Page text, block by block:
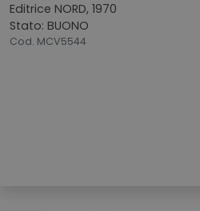
Editrice NORD, 1970
Stato: BUONO
Cod. MCV5544